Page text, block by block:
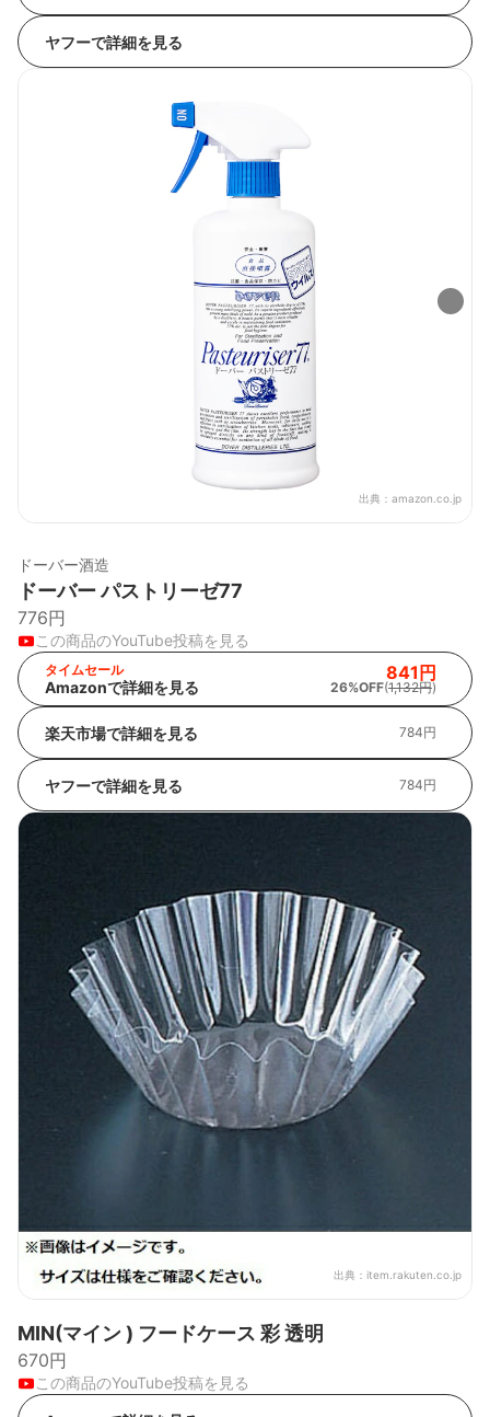
ヤフーで詳細を見る
出典： amazon.co.jp
ドーバー酒造
ドーバー パストリーゼ77
776円
この商品のYouTube投稿を見る
タイムセール
Amazonで詳細を見る
841円
26%OFF(1,132円)
楽天市場で詳細を見る 784円
ヤフーで詳細を見る 784円
出典： item.rakuten.co.jp
MIN(マイン ) フードケース 彩 透明
670円
この商品のYouTube投稿を見る